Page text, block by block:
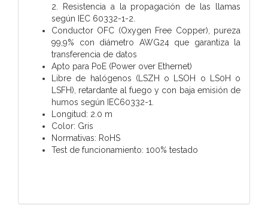
2. Resistencia a la propagación de las llamas
según IEC 60332-1-2.
Conductor OFC (Oxygen Free Copper), pureza
99,9% con diámetro AWG24 que garantiza la
transferencia de datos
Apto para PoE (Power over Ethernet)
Libre de halógenos (LSZH o LSOH o LS0H o
LSFH), retardante al fuego y con baja emisión de
humos según IEC60332-1.
Longitud: 2.0 m
Color: Gris
Normativas: RoHS
Test de funcionamiento: 100% testado